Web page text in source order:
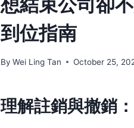
到位指南
By Wei Ling Tan October 25,
理解註銷與撤銷